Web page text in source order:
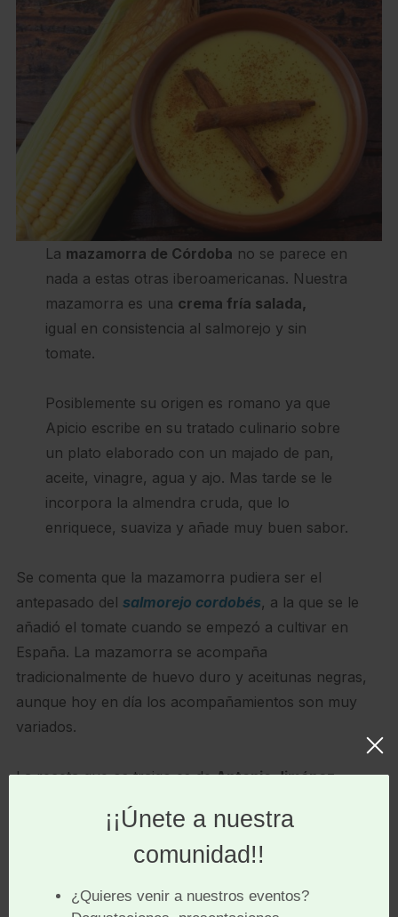
La mazamorra de Córdoba no se parece en
nada a estas otras iberoamericanas. Nuestra
mazamorra es una crema fría salada,
igual en consistencia al salmorejo y sin
tomate.
Posiblemente su origen es romano ya que
Apicio escribe en su tratado culinario sobre
un plato elaborado con un majado de pan,
aceite, vinagre, agua y ajo. Mas tarde se le
incorpora la almendra cruda, que lo
enriquece, suaviza y añade muy buen sabor.
Se comenta que la mazamorra pudiera ser el
antepasado del salmorejo cordobés, a la que se le
añadió el tomate cuando se empezó a cultivar en
España. La mazamorra se acompaña
tradicionalmente de huevo duro y aceitunas negras,
aunque hoy en día los acompañamientos son muy
variados.
La receta que os traigo es deAntonio Jiménez,
encargado y jefe de cocina de
establecimiento que goza de una
merecida fama de buena cocina tradicional con un
cuidando mucho la presentación y el sabor.